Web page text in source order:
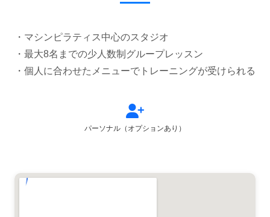
・マシンピラティス中心のスタジオ
・最大8名までの少人数制グループレッスン
パーソナル（オプションあり）